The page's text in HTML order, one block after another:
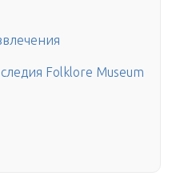
Folklore Museum